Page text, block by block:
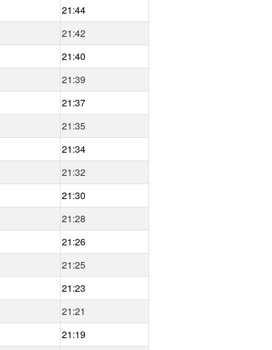
21:44
21:42
21:40
21:39
21:37
21:35
21:34
21:32
21:30
21:28
21:26
21:25
21:23
21:21
21:19